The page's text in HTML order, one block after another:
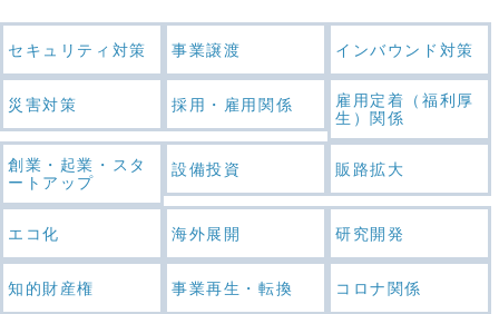
セキュリティ対策 事業譲渡 インバウンド対策
災害対策 採用・雇用関係
雇用定着（福利厚
生）関係
創業・起業・スタ
ートアップ
設備投資 販路拡大
エコ化 海外展開 研究開発
知的財産権 事業再生・転換 コロナ関係